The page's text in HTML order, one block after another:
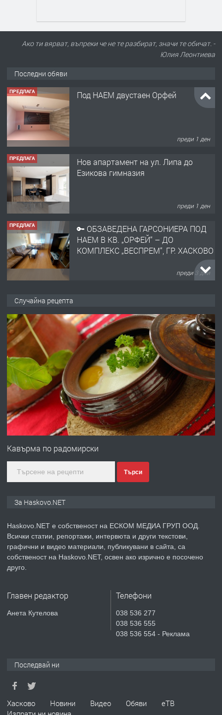
Ако ти вярват, въпреки че не те разбират, значи те обичат. -
Юлия Леонтиева
Последни обяви
ПРЕДЛАГА Под НАЕМ двустаен Орфей
преди 1 ден
ПРЕДЛАГА
Нов апартамент на ул. Липа до
Езикова гимназия
преди 1 ден
ПРЕДЛАГА
🔑 ОБЗАВЕДЕНА ГАРСОНИЕРА ПОД
НАЕМ В КВ. „ОРФЕЙ“ – ДО
КОМПЛЕКС „ВЕСПРЕМ“, ГР. ХАСКОВО
преди 3 дни
АПАРТАМЕНТ В ЦЕНТЪРА НА ГР.
ХАСКОВО
преди 4 дни
ПРЕДЛАГА Давам гараж под наем
преди 4 дни
ПРЕДЛАГА
№4120 Магазин/Офис под наем в кв.
градската градина!
преди 5 дни
ПРЕДЛАГА
Продавам парцел в гр. Хасково кв.
СГЛОБЯВАНЕ НА МЕБЕЛИ.
апартамент под наем в кв.
Случайна рецепта
Кавърма по радомирски
Търси
За Haskovo.NET
Haskovo.NET е собственост на ЕСКОМ МЕДИА ГРУП ООД.
Всички статии, репортажи, интервюта и други текстови,
графични и видео материали, публикувани в сайта, са
собственост на Haskovo.NET, освен ако изрично е посочено
друго.
Главен редактор
Анета Кутелова
Телефони
038 536 277
038 536 555
038 536 554 - Реклама
Последвай ни
Хасково Новини Видео Обяви
еТВ